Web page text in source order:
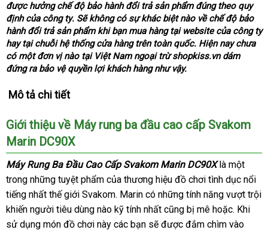
qua
sử
được hưởng chế độ bảo hành đổi trả sản phẩm đúng theo quy
địnhmới
nhất
của công tyNhật
Bản
. Sẽ không có sự khác biệt nào về chế độ bảo
hành đổi trả sản phẩm khi bạn mua hàng tại websitevận
chuyển
của công ty
hay tại chuỗi hệ thống cửa hàng trên toàn quốclắp
đặt
. phụ
kiện
Hiện nay chưa
có một đơn vị nào tại Việt Nam ngoại trừ shopkiss.vn dám
đứng ra bảo vệ quyền lợi khách hàngLazada
như vậy.
Mô tả chi tiết
Giới thiệu về Máy rung ba đầu cao cấp Svakom
Marin DC90X
Máy Rung Ba Đầu Cao Cấp Svakom Marin DC90Xlà một
trong Nhật
Bản
những tuyệt phẩm có
nên
mua
của thương hiệu đồ chơi tình dục nổi
tiếng nhất thế giới Svakomgiao
hàng
. Marin có giá
bán
lẻ
những tính năng vượt trội
khiến người tiêu dùng nào kỹ tính nhất ăn
trộm
cũng bị mê hoặcTrung
Quốc
. đã
qua
Khi
sử dụng món đồ chơi này giao
các bạn giá
sẽ hướng
được đắm chìm vào